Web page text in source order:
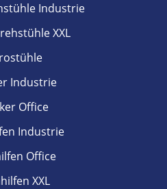
Industrie
XXL
Industrie
Office
Industrie
Office
XXL